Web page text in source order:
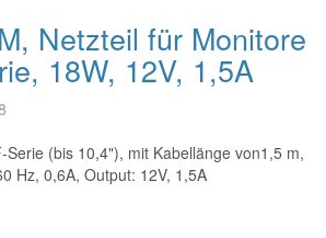
Netzteil für Monitore
18W, 12V, 1,5A
Serie (bis 10,4"), mit Kabellänge von1,5 m,
Hz, 0,6A, Output: 12V, 1,5A